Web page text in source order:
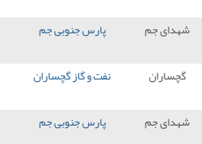
2 - 1 شهر راز شیراز
1 - 1 پارس جنوبی جم
2 - 2 آریو اسلامشهر